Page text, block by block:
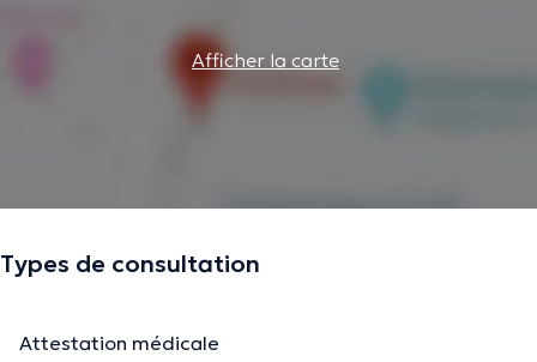
Afficher la carte
Types de consultation
Attestation médicale